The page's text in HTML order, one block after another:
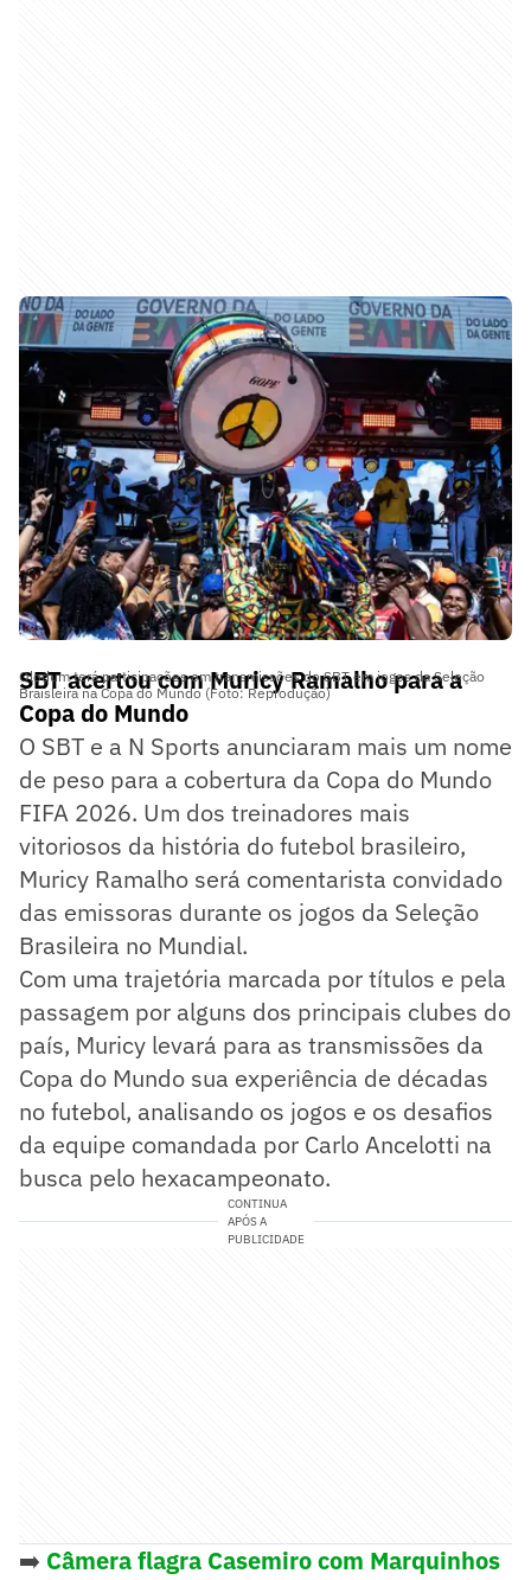
Olodum terá participações em transmissões do SBT em jogos da Seleção
Braisleira na Copa do Mundo (Foto: Reprodução)
SBT acertou com Muricy Ramalho para a
Copa do Mundo
O SBT e a N Sports anunciaram mais um nome
de peso para a cobertura da Copa do Mundo
FIFA 2026. Um dos treinadores mais
vitoriosos da história do futebol brasileiro,
Muricy Ramalho será comentarista convidado
das emissoras durante os jogos da Seleção
Brasileira no Mundial.
Com uma trajetória marcada por títulos e pela
passagem por alguns dos principais clubes do
país, Muricy levará para as transmissões da
Copa do Mundo sua experiência de décadas
no futebol, analisando os jogos e os desafios
da equipe comandada por Carlo Ancelotti na
busca pelo hexacampeonato.
CONTINUA
APÓS A
PUBLICIDADE
➡️ Câmera flagra Casemiro com Marquinhos